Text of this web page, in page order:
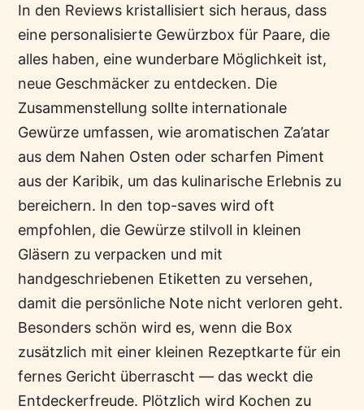
In den Reviews kristallisiert sich heraus, dass
eine personalisierte Gewürzbox für Paare, die
alles haben, eine wunderbare Möglichkeit ist,
neue Geschmäcker zu entdecken. Die
Zusammenstellung sollte internationale
Gewürze umfassen, wie aromatischen Za’atar
aus dem Nahen Osten oder scharfen Piment
aus der Karibik, um das kulinarische Erlebnis zu
bereichern. In den top-saves wird oft
empfohlen, die Gewürze stilvoll in kleinen
Gläsern zu verpacken und mit
handgeschriebenen Etiketten zu versehen,
damit die persönliche Note nicht verloren geht.
Besonders schön wird es, wenn die Box
zusätzlich mit einer kleinen Rezeptkarte für ein
fernes Gericht überrascht — das weckt die
Entdeckerfreude. Plötzlich wird Kochen zu